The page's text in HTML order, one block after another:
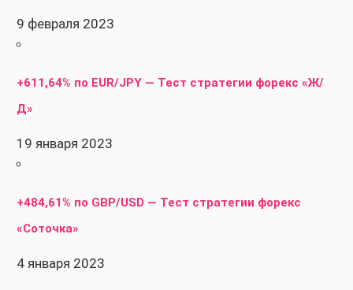
9 февраля 2023
+611,64% по EUR/JPY — Тест стратегии форекс «Ж/
Д»
19 января 2023
+484,61% по GBP/USD — Тест стратегии форекс
«Соточка»
4 января 2023